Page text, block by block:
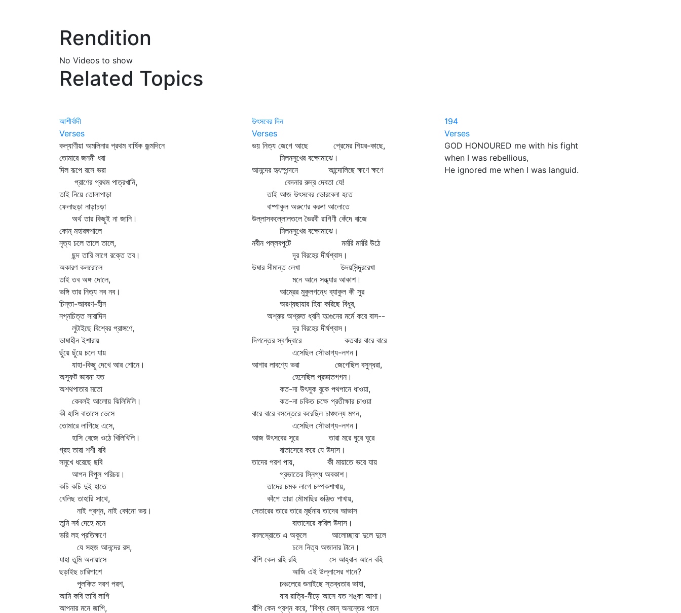
Rendition
No Videos to show
Related Topics
আশীর্বাদী
Verses
কল্যাণীয়া অমলিনার প্রথম বার্ষিক জন্মদিনে
তোমারে জননী ধরা
দিল রূপে রসে ভরা
প্রাণের প্রথম পাত্রখানি,
তাই নিয়ে তোলাপাড়া
ফেলাছড়া নাড়াচড়া
অর্থ তার কিছুই না জানি।
কোন্‌ মহারঙ্গশালে
নৃত্য চলে তালে তালে,
ছন্দ তারি লাগে রক্তে তব।
অকারণ কলরোলে
তাই তব অঙ্গ দোলে,
ভঙ্গি তার নিত্য নব নব।
চিন্তা-আবরণ-হীন
নগ্নচিত্ত সারাদিন
লুটাইছে বিশ্বের প্রাঙ্গণে,
ভাষাহীন ইশারায়
ছুঁয়ে ছুঁয়ে চলে যায়
যাহা-কিছু দেখে আর শোনে।
অস্ফুট ভাবনা যত
অশথপাতার মতো
কেবলই আলোয় ঝিলিমিলি।
কী হাসি বাতাসে ভেসে
তোমারে লাগিছে এসে,
হাসি বেজে ওঠে খিলিখিলি।
গ্রহ তারা শশী রবি
সমুখে ধরেছে ছবি
আপন বিপুল পরিচয়।
কচি কচি দুই হাতে
খেলিছ তাহারি সাথে,
নাই প্রশ্ন, নাই কোনো ভয়।
তুমি সর্ব দেহে মনে
ভরি লহ প্রতিক্ষণে
যে সহজ আনন্দের রস,
যাহা তুমি অনায়াসে
ছড়াইছ চারিপাশে
পুলকিত দরশ পরশ,
আমি কবি তারি লাগি
আপনার মনে জাগি,
উৎসবের দিন
Verses
ভয় নিত্য জেগে আছে প্রেমের শিয়র-কাছে,
মিলনসুখের বক্ষোমাঝে।
আনন্দের হৃৎস্পন্দনে আন্দোলিছে ক্ষণে ক্ষণে
বেদনার রুদ্র দেবতা যে!
তাই আজ উৎসবের ভোরবেলা হতে
বাষ্পাকুল অরুণের করুণ আলোতে
উল্লাসকল্লোলতলে ভৈরবী রাগিণী কেঁদে বাজে
মিলনসুখের বক্ষোমাঝে।
নবীন পল্লবপুটে মর্মরি মর্মরি উঠে
দূর বিরহের দীর্ঘশ্বাস।
উষার সীমান্ত লেখা উদয়সিন্দূররেখা
মনে আনে সন্ধ্যার আকাশ।
আম্রের মুকুলগন্ধে ব্যাকুল কী সুর
অরণ্যছায়ার হিয়া করিছে বিধুর,
অশ্রুর অশ্রুত ধ্বনি ফাল্গুনের মর্মে করে বাস--
দূর বিরহের দীর্ঘশ্বাস।
দিগন্তের স্বর্ণদ্বারে কতবার বারে বারে
এসেছিল সৌভাগ্য-লগন।
আশার লাবণ্যে ভরা জেগেছিল বসুন্ধরা,
হেসেছিল প্রভাতগগন।
কত-না উৎসুক বুকে পথপানে ধাওয়া,
কত-না চকিত চক্ষে প্রতীক্ষার চাওয়া
বারে বারে বসন্তেরে করেছিল চাঞ্চল্যে মগন,
এসেছিল সৌভাগ্য-লগন।
আজ উৎসবের সুরে তারা মরে ঘুরে ঘুরে
বাতাসেরে করে যে উদাস।
তাদের পরশ পায়, কী মায়াতে ভরে যায়
প্রভাতের স্নিগ্ধ অবকাশ।
তাদের চমক লাগে চম্পকশাখায়,
কাঁপে তারা মৌমাছির গুঞ্জিত পাখায়,
সেতারের তারে তারে মূর্ছনায় তাদের আভাস
বাতাসেরে করিল উদাস।
কালস্রোতে এ অকূলে আলোচ্ছায়া দুলে দুলে
চলে নিত্য অজানার টানে।
বাঁশি কেন রহি রহি সে আহ্বান আনে বহি
আজি এই উল্লাসের গানে?
চঞ্চলেরে শুনাইছে স্তব্ধতার ভাষা,
যার রাত্রি-নীড়ে আসে যত শঙ্কা আশা।
বাঁশি কেন প্রশ্ন করে, "বিশ্ব কোন্‌ অনন্তের পানে
194
Verses
GOD HONOURED me with his fight
when I was rebellious,
He ignored me when I was languid.